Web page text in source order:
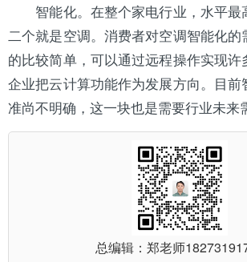
智能化。在整个家电行业，水平最
二个就是空调。消费者对空调智能化
的比较简单，可以通过远程操作实现
企业把云计算功能作为发展方向。目
准尚不明确，这一块也是需要行业未来
总编辑：郑老师